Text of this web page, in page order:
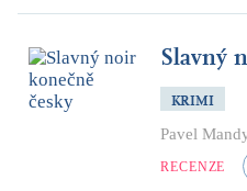
Slavný
KRIMI
Pavel
RECENZE